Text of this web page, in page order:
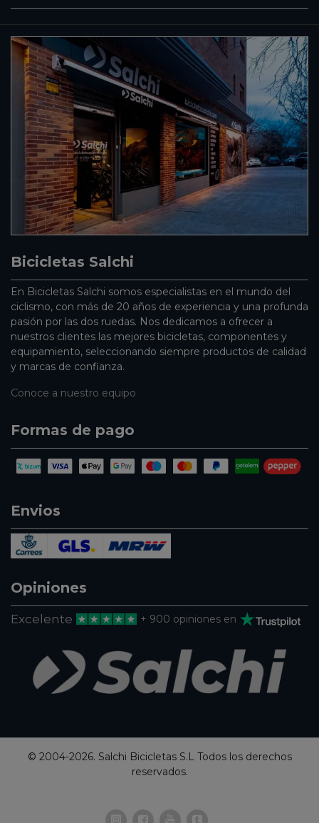
Bicicletas Salchi
En Bicicletas Salchi somos especialistas en el mundo del
ciclismo, con más de 20 años de experiencia y una profunda
pasión por las dos ruedas. Nos dedicamos a ofrecer a
nuestros clientes las mejores bicicletas, componentes y
equipamiento, seleccionando siempre productos de calidad
y marcas de confianza.
Conoce a nuestro equipo
Formas de pago
Envios
Opiniones
Excelente + 900 opiniones en
© 2004-2026. Salchi Bicicletas S.L Todos los derechos
reservados.